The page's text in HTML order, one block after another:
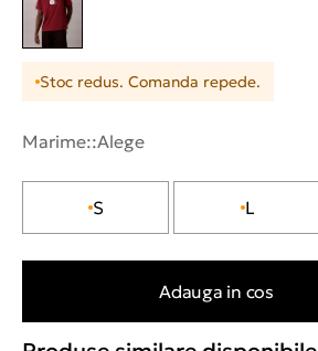
Stoc redus. Comanda repede.
Marime::Alege
S L
Adauga in cos